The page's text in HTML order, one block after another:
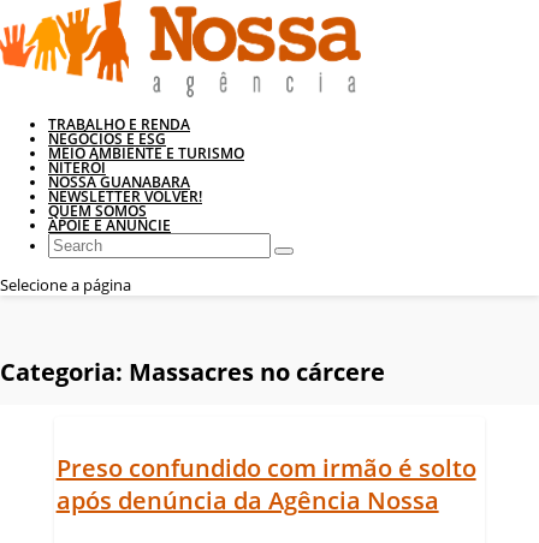
TRABALHO E RENDA
NEGÓCIOS E ESG
MEIO AMBIENTE E TURISMO
NITERÓI
NOSSA GUANABARA
NEWSLETTER VOLVER!
QUEM SOMOS
APOIE E ANUNCIE
Selecione a página
Categoria: Massacres no cárcere
Preso confundido com irmão é solto
após denúncia da Agência Nossa